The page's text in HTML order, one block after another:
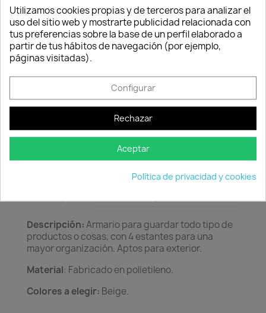
4 estantes para una mayor organización. Fabricado en
polietileno. Aptos para exterior.
Colores Armarios
beige+negro
beige
AÑADIR AL CARRITO
Descripción:Armario para guardar todo tipo de
productos o cosas, con 4 estantes para una
mayor organización. Aptos para exterior.
Material: Fabricado en polietileno.
Colores a elegir: Beige.
Utilizamos cookies propias y de terceros para analizar el
uso del sitio web y mostrarte publicidad relacionada con
tus preferencias sobre la base de un perfil elaborado a
partir de tus hábitos de navegación (por ejemplo,
páginas visitadas).
Configurar
Rechazar
Aceptar
Política de privacidad y cookies
Consentimiento de cookies